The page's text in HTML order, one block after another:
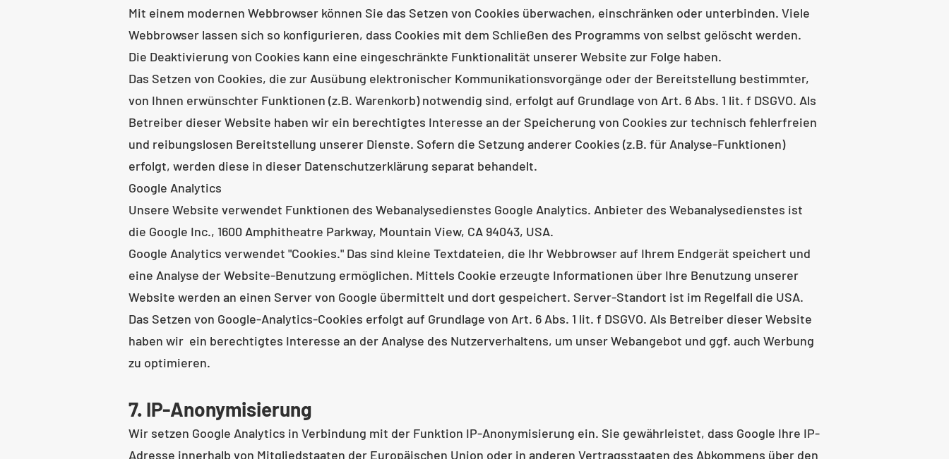
Mit einem modernen Webbrowser können Sie das Setzen von Cookies überwachen, einschränken oder unterbinden. Viele
Webbrowser lassen sich so konfigurieren, dass Cookies mit dem Schließen des Programms von selbst gelöscht werden.
Die Deaktivierung von Cookies kann eine eingeschränkte Funktionalität unserer Website zur Folge haben.
Das Setzen von Cookies, die zur Ausübung elektronischer Kommunikationsvorgänge oder der Bereitstellung bestimmter,
von Ihnen erwünschter Funktionen (z.B. Warenkorb) notwendig sind, erfolgt auf Grundlage von Art. 6 Abs. 1 lit. f DSGVO. Als
Betreiber dieser Website haben wir ein berechtigtes Interesse an der Speicherung von Cookies zur technisch fehlerfreien
und reibungslosen Bereitstellung unserer Dienste. Sofern die Setzung anderer Cookies (z.B. für Analyse-Funktionen)
erfolgt, werden diese in dieser Datenschutzerklärung separat behandelt.
Google Analytics
Unsere Website verwendet Funktionen des Webanalysedienstes Google Analytics. Anbieter des Webanalysedienstes ist
die Google Inc., 1600 Amphitheatre Parkway, Mountain View, CA 94043, USA.
Google Analytics verwendet "Cookies." Das sind kleine Textdateien, die Ihr Webbrowser auf Ihrem Endgerät speichert und
eine Analyse der Website-Benutzung ermöglichen. Mittels Cookie erzeugte Informationen über Ihre Benutzung unserer
Website werden an einen Server von Google übermittelt und dort gespeichert. Server-Standort ist im Regelfall die USA.
Das Setzen von Google-Analytics-Cookies erfolgt auf Grundlage von Art. 6 Abs. 1 lit. f DSGVO. Als Betreiber dieser Website
haben wir ein berechtigtes Interesse an der Analyse des Nutzerverhaltens, um unser Webangebot und ggf. auch Werbung
zu optimieren.
7. IP-Anonymisierung
Wir setzen Google Analytics in Verbindung mit der Funktion IP-Anonymisierung ein. Sie gewährleistet, dass Google Ihre IP-
Adresse innerhalb von Mitgliedstaaten der Europäischen Union oder in anderen Vertragsstaaten des Abkommens über den